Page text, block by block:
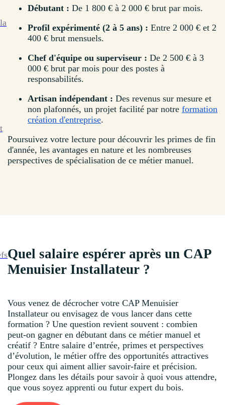
Débutant : De 1 800 € à 2 000 € brut par mois.
Profil expérimenté (2 à 5 ans) : Entre 2 000 € et 2
400 € brut mensuels.
Chef d'équipe ou superviseur : De 2 500 € à 3
000 € brut par mois pour des postes à
responsabilités.
Artisan indépendant : Des revenus sur mesure et
non plafonnés, un projet facilité par notre formation
création d'entreprise.
Poursuivez votre lecture pour découvrir les primes de fin
d'année, les avantages en nature et les nombreuses
perspectives de spécialisation de ce métier manuel.
Quel salaire espérer après un CAP
Menuisier Installateur ?
Vous venez de décrocher votre CAP Menuisier
Installateur ou envisagez de vous lancer dans cette
formation ? Une question revient souvent : combien
peut-on gagner en débutant dans ce métier manuel et
créatif ? Entre salaire d’entrée, primes et perspectives
d’évolution, le métier offre des opportunités attractives
pour ceux qui aiment allier savoir-faire et précision.
Plongez dans les détails pour savoir à quoi vous attendre,
que vous soyez apprenti ou futur expert du bois.